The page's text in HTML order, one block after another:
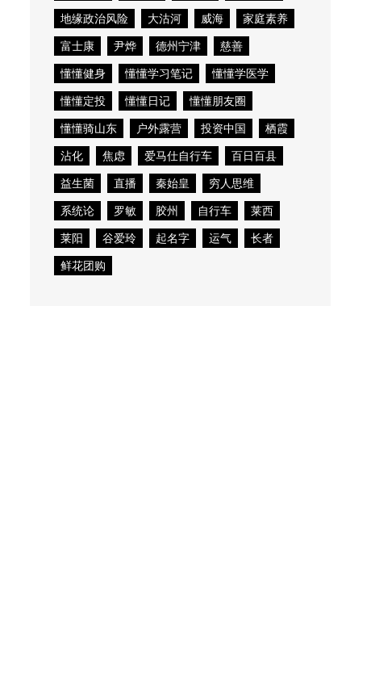
地缘政治风险
大沽河 威海
家庭素养
富士康
尹烨 德州宁津
慈善
懂懂健身
懂懂学习笔记
懂懂学医学
懂懂定投
懂懂日记
懂懂朋友圈
懂懂骑山东
户外露营 投资中国
栖霞
沾化
焦虑 爱马仕自行车
百日百县
益生菌
直播 秦始皇
穷人思维
系统论
罗敏 胶州 自行车
莱西
莱阳
谷爱玲 起名字 运气
长者
鲜花团购